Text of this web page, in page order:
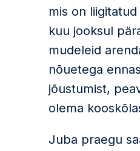
mis on
kuu jooksul
mudeleid
nõuetega
jõustumist,
olema
Juba praegu